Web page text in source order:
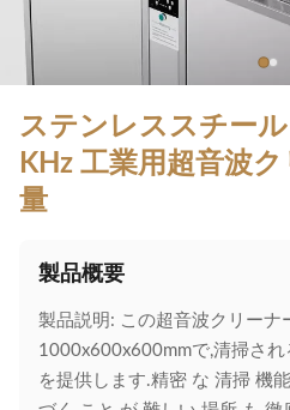
ステンレススチー
KHz 工業用超音波
量
製品概要
製品説明: この超音波クリーナ
1000x600x600mmで,清掃され
を提供します.精密 な 清掃 機